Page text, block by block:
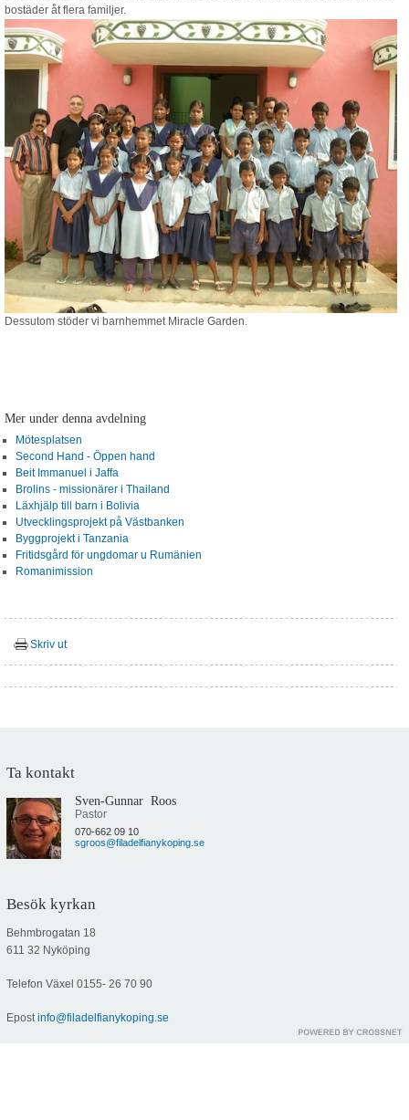
bostäder åt flera familjer.
Dessutom stöder vi barnhemmet Miracle Garden.
Mer under denna avdelning
Mötesplatsen
Second Hand - Öppen hand
Beit Immanuel i Jaffa
Brolins - missionärer i Thailand
Läxhjälp till barn i Bolivia
Utvecklingsprojekt på Västbanken
Byggprojekt i Tanzania
Fritidsgård för ungdomar u Rumänien
Romanimission
Skriv ut
Ta kontakt
Sven-Gunnar Roos
Pastor
070-662 09 10
sgroos@filadelfianykoping.se
Besök kyrkan
Behmbrogatan 18
611 32 Nyköping
Telefon Växel 0155- 26 70 90
Epost info@filadelfianykoping.se